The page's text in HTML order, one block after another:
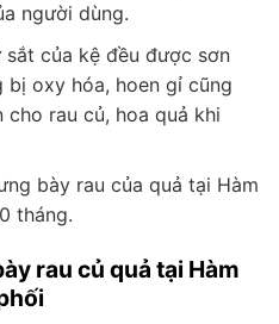
người dùng.
của kệ đều được sơn
oxy hóa, hoen gỉ cũng
rau củ, hoa quả khi
bày rau của quả tại Hàm
tháng.
rau củ quả tại Hàm